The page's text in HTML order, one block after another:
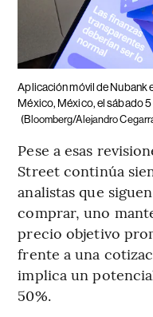
Aplicación móvil de Nubank
México, México, el sábado
(Bloomberg/Alejandro
Pese a esas
Street continúa
analistas que
comprar, uno
precio objetivo
frente a una
implica un
50%.